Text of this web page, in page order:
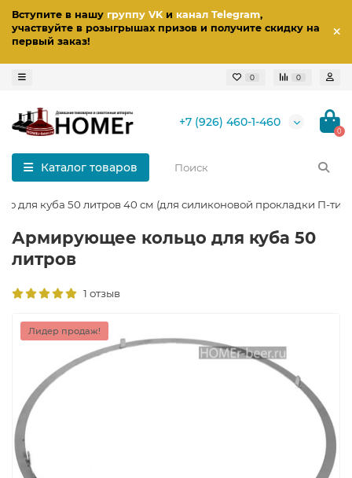
Вступите в нашу группу VKи канал Telegram,
участвуйте в розыгрышах призов и получите скидку на
первый заказ!
0 0
+7 (926) 460-1-460
0
Каталог товаров
для куба 50 литров 40 см (для силиконовой прокладки П-
Армирующее кольцо для куба 50
литров
1 отзыв
Лидер продаж!